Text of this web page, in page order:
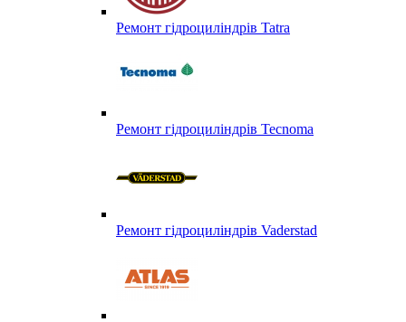
Ремонт гідроциліндрів Tatra
Ремонт гідроциліндрів Tecnoma
Ремонт гідроциліндрів Vaderstad